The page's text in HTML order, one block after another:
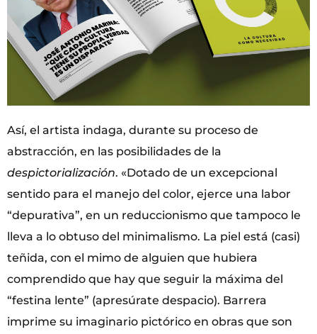
Así, el artista indaga, durante su proceso de
abstracción, en las posibilidades de la
despictorialización. «Dotado de un excepcional
sentido para el manejo del color, ejerce una labor
“depurativa”, en un reduccionismo que tampoco le
lleva a lo obtuso del minimalismo. La piel está (casi)
teñida, con el mimo de alguien que hubiera
comprendido que hay que seguir la máxima del
“festina lente” (apresúrate despacio). Barrera
imprime su imaginario pictórico en obras que son